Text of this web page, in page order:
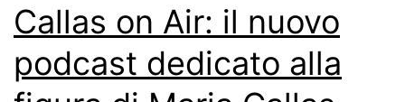
Callas on Air: il nuovo
podcast dedicato alla